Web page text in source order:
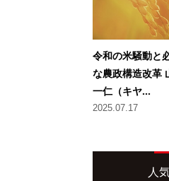
令和の米騒動と
な農政構造改革
一仁（キヤ...
2025.07.17
人